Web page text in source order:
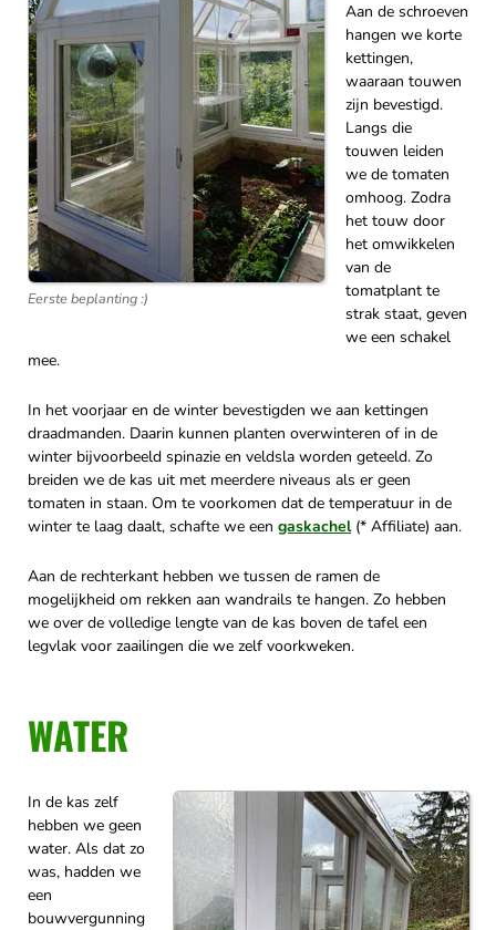
Eerste beplanting :)
Aan de schroeven
hangen we korte
kettingen,
waaraan touwen
zijn bevestigd.
Langs die
touwen leiden
we de tomaten
omhoog. Zodra
het touw door
het omwikkelen
van de
tomatplant te
strak staat, geven
we een schakel
mee.
In het voorjaar en de winter bevestigden we aan kettingen
draadmanden. Daarin kunnen planten overwinteren of in de
winter bijvoorbeeld spinazie en veldsla worden geteeld. Zo
breiden we de kas uit met meerdere niveaus als er geen
tomaten in staan. Om te voorkomen dat de temperatuur in de
winter te laag daalt, schafte we een gaskachel(* Affiliate) aan.
Aan de rechterkant hebben we tussen de ramen de
mogelijkheid om rekken aan wandrails te hangen. Zo hebben
we over de volledige lengte van de kas boven de tafel een
legvlak voor zaailingen die we zelf voorkweken.
WATER
In de kas zelf
hebben we geen
water. Als dat zo
was, hadden we
een
bouwvergunning